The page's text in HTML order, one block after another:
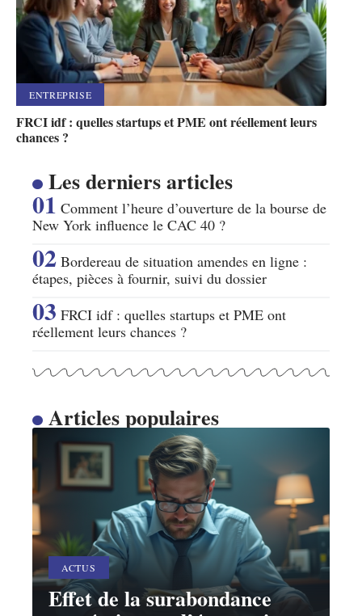
ENTREPRISE
FRCI idf : quelles startups et PME ont réellement leurs
chances ?
Les derniers articles
Comment l’heure d’ouverture de la bourse de
New York influence le CAC 40 ?
Bordereau de situation amendes en ligne :
étapes, pièces à fournir, suivi du dossier
FRCI idf : quelles startups et PME ont
réellement leurs chances ?
Articles populaires
ACTUS
Effet de la surabondance